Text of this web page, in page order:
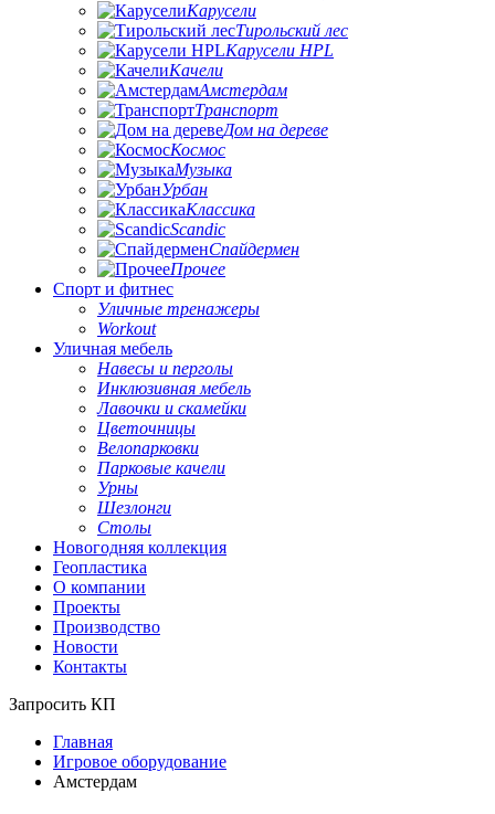
Карусели
Тирольский лес
Карусели HPL
Качели
Амстердам
Транспорт
Дом на дереве
Космос
Музыка
Урбан
Классика
Scandic
Спайдермен
Прочее
Спорт и фитнес
Уличные тренажеры
Workout
Уличная мебель
Навесы и перголы
Инклюзивная мебель
Лавочки и скамейки
Цветочницы
Велопарковки
Парковые качели
Урны
Шезлонги
Столы
Новогодняя коллекция
Геопластика
О компании
Проекты
Производство
Новости
Контакты
Запросить КП
Главная
Игровое оборудование
Амстердам